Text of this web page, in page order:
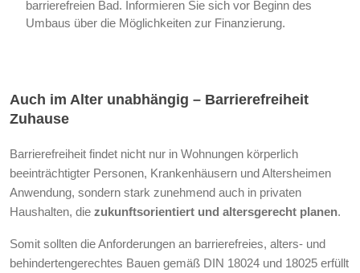
barrierefreien Bad. Informieren Sie sich vor Beginn des
Umbaus über die Möglichkeiten zur Finanzierung.
Auch im Alter unabhängig – Barrierefreiheit
Zuhause
Barrierefreiheit findet nicht nur in Wohnungen körperlich
beeinträchtigter Personen, Krankenhäusern und Altersheimen
Anwendung, sondern stark zunehmend auch in privaten
Haushalten, die zukunftsorientiert und altersgerecht planen.
Somit sollten die Anforderungen an barrierefreies, alters- und
behindertengerechtes Bauen gemäß DIN 18024 und 18025 erfüllt